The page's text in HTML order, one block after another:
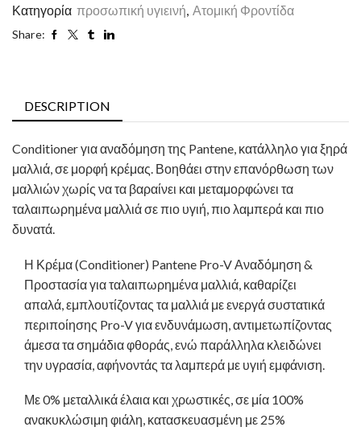
Κατηγορία προσωπική υγιεινή, Ατομική Φροντίδα
Share:
DESCRIPTION
Conditioner για αναδόμηση της Pantene, κατάλληλο για ξηρά
μαλλιά, σε μορφή κρέμας. Βοηθάει στην επανόρθωση των
μαλλιών χωρίς να τα βαραίνει και μεταμορφώνει τα
ταλαιπωρημένα μαλλιά σε πιο υγιή, πιο λαμπερά και πιο
δυνατά.
Η Κρέμα (Conditioner) Pantene Pro-V Αναδόμηση &
Προστασία για ταλαιπωρημένα μαλλιά, καθαρίζει
απαλά, εμπλουτίζοντας τα μαλλιά με ενεργά συστατικά
περιποίησης Pro-V για ενδυνάμωση, αντιμετωπίζοντας
άμεσα τα σημάδια φθοράς, ενώ παράλληλα κλειδώνει
την υγρασία, αφήνοντάς τα λαμπερά με υγιή εμφάνιση.
Με 0% μεταλλικά έλαια και χρωστικές, σε μία 100%
ανακυκλώσιμη φιάλη, κατασκευασμένη με 25%